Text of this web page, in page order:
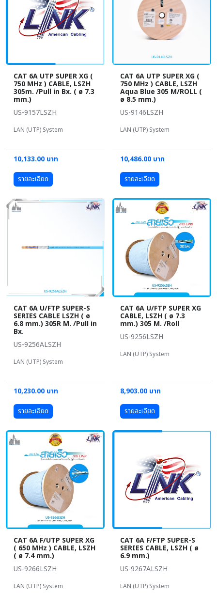
CAT 6A UTP SUPER XG (
750 MHz ) CABLE, LSZH
305m. /Pull in Bx. ( ø 7.3
mm.)
US-9157LSZH
LAN (UTP) System
10,133.00 บาท
รายละเอียด
CAT 6A UTP SUPER XG (
750 MHz ) CABLE, LSZH
Aqua Blue 305 M/ROLL (
ø 8.5 mm.)
US-9146LSZH
LAN (UTP) System
10,486.00 บาท
รายละเอียด
CAT 6A U/FTP SUPER-S
SERIES CABLE LSZH ( ø
6.8 mm.) 305R M. /Pull in
Bx.
US-9256ALSZH
LAN (UTP) System
10,230.00 บาท
รายละเอียด
CAT 6A U/FTP SUPER XG
CABLE, LSZH ( ø 7.3
mm.) 305 M. /Roll
US-9256LSZH
LAN (UTP) System
8,903.00 บาท
รายละเอียด
CAT 6A F/UTP SUPER XG
( 650 MHz ) CABLE, LSZH
( ø 7.4 mm.)
US-9266LSZH
LAN (UTP) System
CAT 6A F/FTP SUPER-S
SERIES CABLE, LSZH ( ø
6.9 mm.)
US-9267ALSZH
LAN (UTP) System